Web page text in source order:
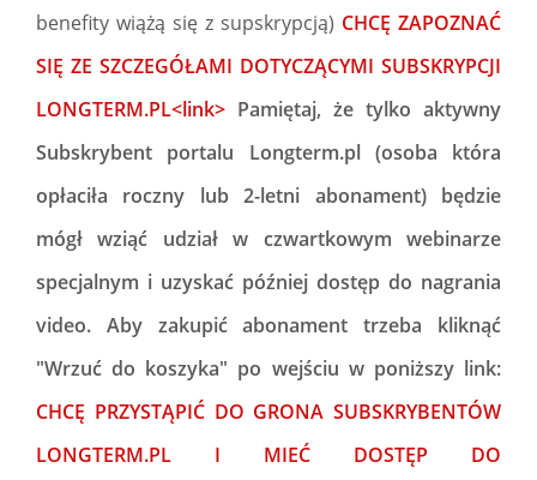
benefity wiążą się z supskrypcją) CHCĘ ZAPOZNAĆ
SIĘ ZE SZCZEGÓŁAMI DOTYCZĄCYMI SUBSKRYPCJI
LONGTERM.PL<link> Pamiętaj, że tylko aktywny
Subskrybent portalu Longterm.pl (osoba która
opłaciła roczny lub 2-letni abonament) będzie
mógł wziąć udział w czwartkowym webinarze
specjalnym i uzyskać później dostęp do nagrania
video. Aby zakupić abonament trzeba kliknąć
"Wrzuć do koszyka" po wejściu w poniższy link:
CHCĘ PRZYSTĄPIĆ DO GRONA SUBSKRYBENTÓW
LONGTERM.PL I MIEĆ DOSTĘP DO